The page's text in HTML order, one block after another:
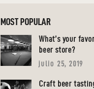
MOST POPULAR
What’s your
beer store?
julio 25, 2019
Craft beer